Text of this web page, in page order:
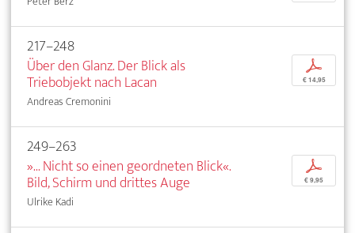
217–248
Über den Glanz. Der Blick als
Triebobjekt nach Lacan
Andreas Cremonini
p
€ 14,95
249–263
»... Nicht so einen geordneten Blick«.
Bild, Schirm und drittes Auge
Ulrike Kadi
p
€ 9,95